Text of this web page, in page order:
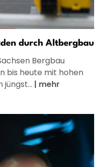
durch Altbergbau
Bergbau
bis heute mit hohen
jüngst... | mehr